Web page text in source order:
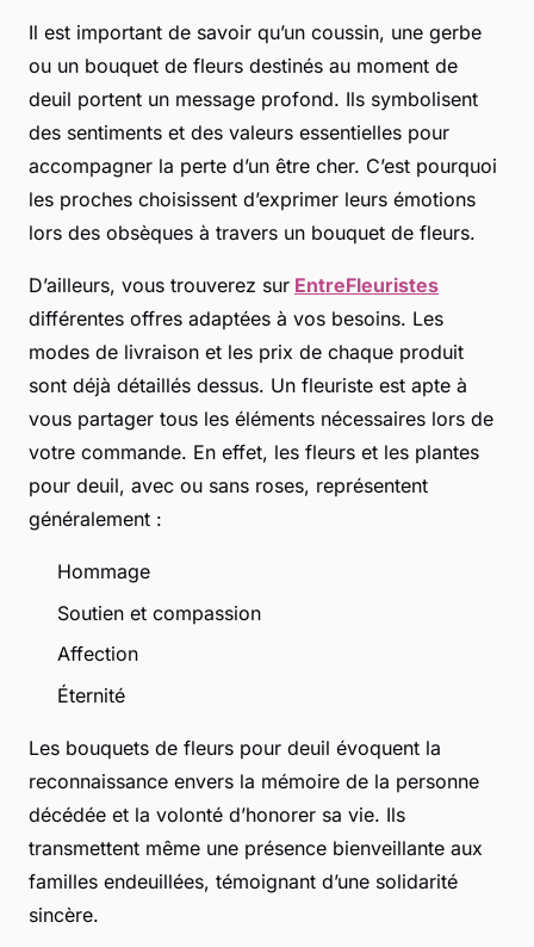
Il est important de savoir qu’un coussin, une gerbe
ou un bouquet de fleurs destinés au moment de
deuil portent un message profond. Ils symbolisent
des sentiments et des valeurs essentielles pour
accompagner la perte d’un être cher. C’est pourquoi
les proches choisissent d’exprimer leurs émotions
lors des obsèques à travers un bouquet de fleurs.
D’ailleurs, vous trouverez sur EntreFleuristes
différentes offres adaptées à vos besoins. Les
modes de livraison et les prix de chaque produit
sont déjà détaillés dessus. Un fleuriste est apte à
vous partager tous les éléments nécessaires lors de
votre commande. En effet, les fleurs et les plantes
pour deuil, avec ou sans roses, représentent
généralement :
Hommage
Soutien et compassion
Affection
Éternité
Les bouquets de fleurs pour deuil évoquent la
reconnaissance envers la mémoire de la personne
décédée et la volonté d’honorer sa vie. Ils
transmettent même une présence bienveillante aux
familles endeuillées, témoignant d’une solidarité
sincère.